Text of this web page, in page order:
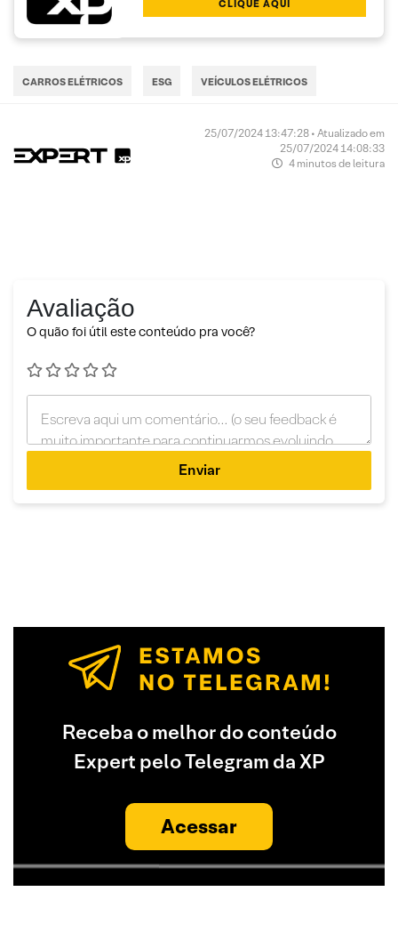
CLIQUE AQUI
CARROS ELÉTRICOS ESG VEÍCULOS ELÉTRICOS
25/07/2024 13:47:28 • Atualizado em
25/07/2024 14:08:33
4 minutos de leitura
Avaliação
O quão foi útil este conteúdo pra você?
Enviar
Receba o melhor do conteúdo
Expert pelo Telegram da XP
Acessar